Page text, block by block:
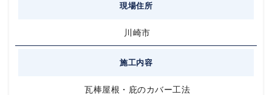
現場住所
川崎市
施工内容
瓦棒屋根・庇のカバー工法